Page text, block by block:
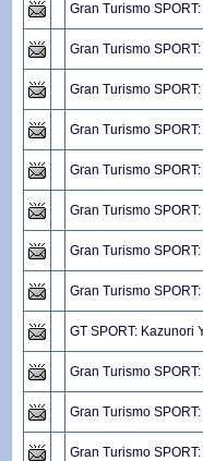
Gran Turismo
Gran Turismo
Gran Turismo
Gran Turismo
Gran Turismo
Gran Turismo
Gran Turismo
Gran Turismo
GT SPORT: Kazunori
Gran Turismo
Gran Turismo
Gran Turismo